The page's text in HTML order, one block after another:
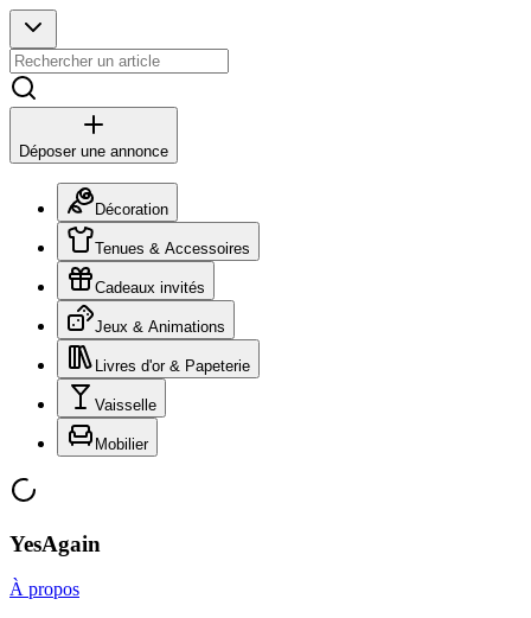
Déposer une annonce
Décoration
Tenues & Accessoires
Cadeaux invités
Jeux & Animations
Livres d'or & Papeterie
Vaisselle
Mobilier
YesAgain
À propos